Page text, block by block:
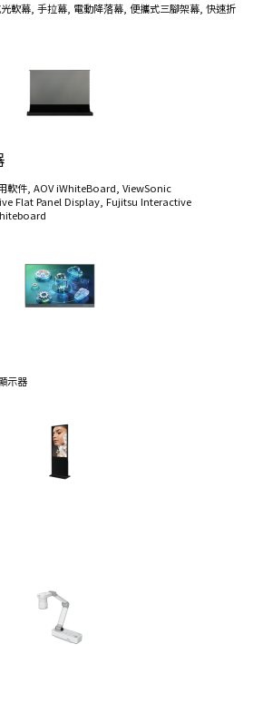
軟幕, 手拉幕, 電動降落幕, 便攜式三腳架幕, 快速折
軟件, AOV iWhiteBoard, ViewSonic
Flat Panel Display, Fujitsu Interactive
示器